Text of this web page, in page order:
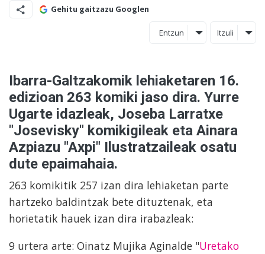
Gehitu gaitzazu Googlen
Entzun Itzuli
Ibarra-Galtzakomik lehiaketaren 16.
edizioan 263 komiki jaso dira. Yurre
Ugarte idazleak, Joseba Larratxe
"Josevisky" komikigileak eta Ainara
Azpiazu "Axpi" Ilustratzaileak osatu
dute epaimahaia.
263 komikitik 257 izan dira lehiaketan parte
hartzeko baldintzak bete dituztenak, eta
horietatik hauek izan dira irabazleak:
9 urtera arte: Oinatz Mujika Aginalde "Uretako